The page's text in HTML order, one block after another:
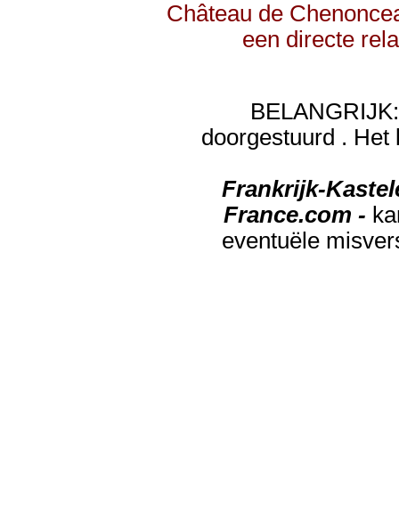
Château de
een directe
doorgestuurd . Het
Frankrijk-
France.com -
eventuële